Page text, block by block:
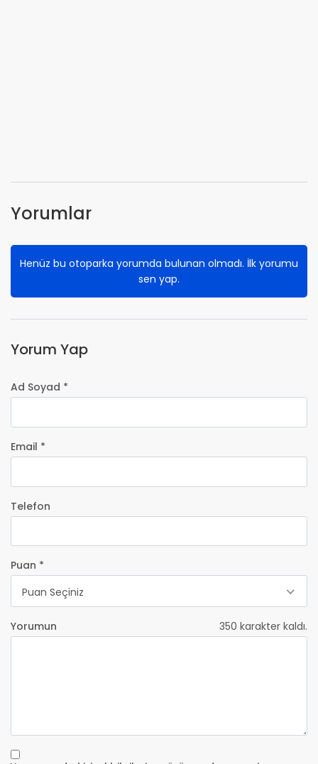
Yorumlar
Henüz bu otoparka yorumda bulunan olmadı. İlk yorumu
sen yap.
Yorum Yap
Ad Soyad *
Email *
Telefon
Puan *
Puan Seçiniz
Yorumun 350 karakter kaldı.